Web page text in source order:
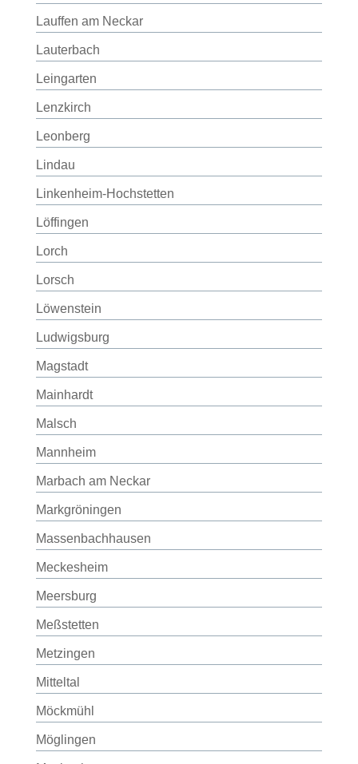
Lauffen am Neckar
Lauterbach
Leingarten
Lenzkirch
Leonberg
Lindau
Linkenheim-Hochstetten
Löffingen
Lorch
Lorsch
Löwenstein
Ludwigsburg
Magstadt
Mainhardt
Malsch
Mannheim
Marbach am Neckar
Markgröningen
Massenbachhausen
Meckesheim
Meersburg
Meßstetten
Metzingen
Mitteltal
Möckmühl
Möglingen